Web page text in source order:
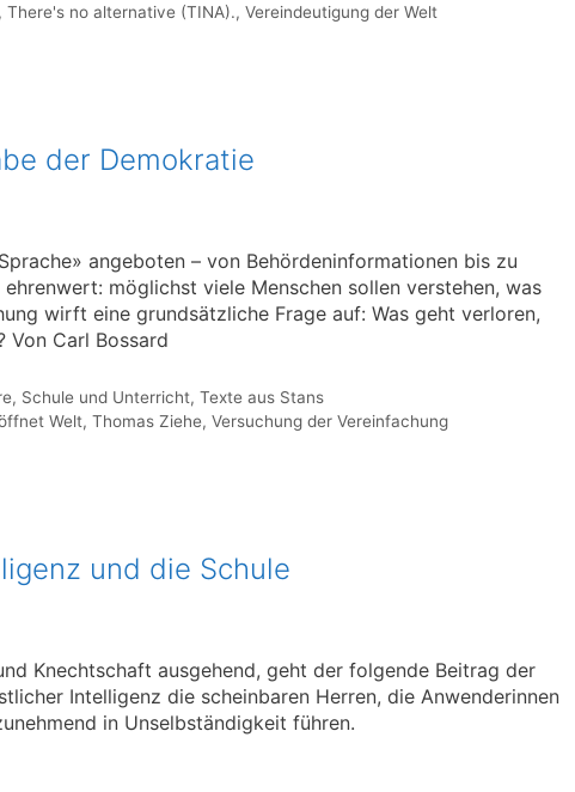
,There's no alternative (TINA).,Vereindeutigung der Welt
der Demokratie
angeboten – von Behördeninformationen bis zu
möglichst viele Menschen sollen verstehen, was
wirft eine grundsätzliche Frage auf: Was geht verloren,
Von Carl Bossard
, Schule und Unterricht,Texte aus Stans
Welt,Thomas Ziehe,Versuchung der Vereinfachung
und die Schule
Knechtschaft ausgehend, geht der folgende Beitrag der
Intelligenz die scheinbaren Herren, die Anwenderinnen
in Unselbständigkeit führen.